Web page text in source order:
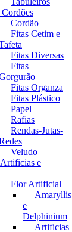
Cordão
Fitas Cetim e
Fitas Diversas
Fitas
Fitas Organza
Fitas Plástico
Papel
Rafias
Rendas-Jutas-
Veludo
e
Flor Artificial
Amaryllis
e
Delphinium
Artificias